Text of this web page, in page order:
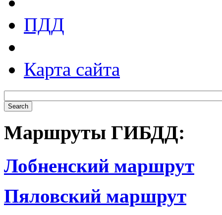
ПДД
Карта сайта
Маршруты ГИБДД:
Лобненский маршрут
Пяловский маршрут